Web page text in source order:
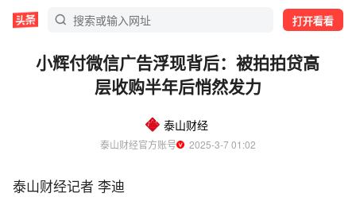
打开看看
小辉付微信广告浮现背后：被拍拍贷高
层收购半年后悄然发力
泰山财经
泰山财经官方账号
  2025-3-7 01:02
泰山财经记者 李迪